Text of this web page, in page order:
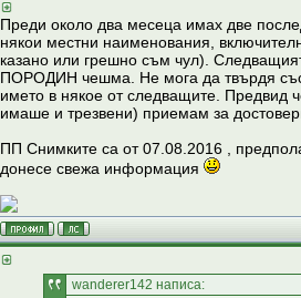
Преди около два месеца имах две
някои местни наименования,
казано или грешно съм чул).
ПОРОДИН чешма. Не мога да твърдя със
името в някое от следващите. Предвид
имаше и трезвени) приемам за
ПП Снимките са от 07.08.2016 ,
донесе свежа информация
wanderer142 написа: